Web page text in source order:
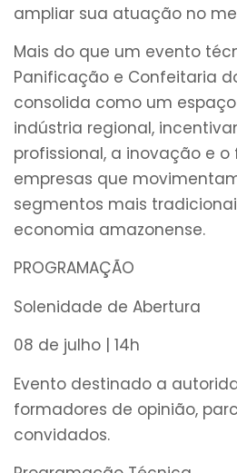
ampliar sua atuação no
Mais do que um evento
Panificação e Confeitaria
consolida como um
indústria regional,
profissional, a inovação e
empresas que
segmentos mais
economia amazonense.
PROGRAMAÇÃO
Solenidade de Abertura
08 de julho | 14h
Evento destinado a
formadores de opinião,
convidados.